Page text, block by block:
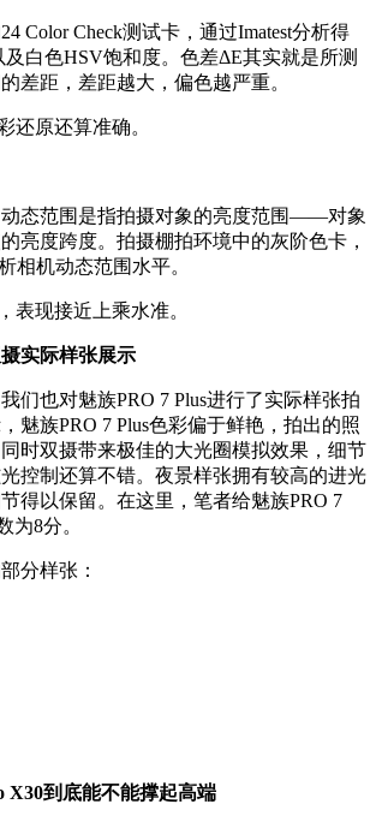
Color Check测试卡，通过Imatest分析得
白色HSV饱和度。色差ΔE其实就是所测
差距，差距越大，偏色越严重。
还原还算准确。
态范围是指拍摄对象的亮度范围——对象
亮度跨度。拍摄棚拍环境中的灰阶色卡，
相机动态范围水平。
表现接近上乘水准。
实际样张展示
们也对魅族PRO 7 Plus进行了实际样张拍
魅族PRO 7 Plus色彩偏于鲜艳，拍出的照
时双摄带来极佳的大光圈模拟效果，细节
控制还算不错。夜景样张拥有较高的进光
得以保留。在这里，笔者给魅族PRO 7
为8分。
分样张：
X30到底能不能撑起高端